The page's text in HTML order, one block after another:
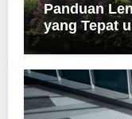
Panduan
yang Tepat